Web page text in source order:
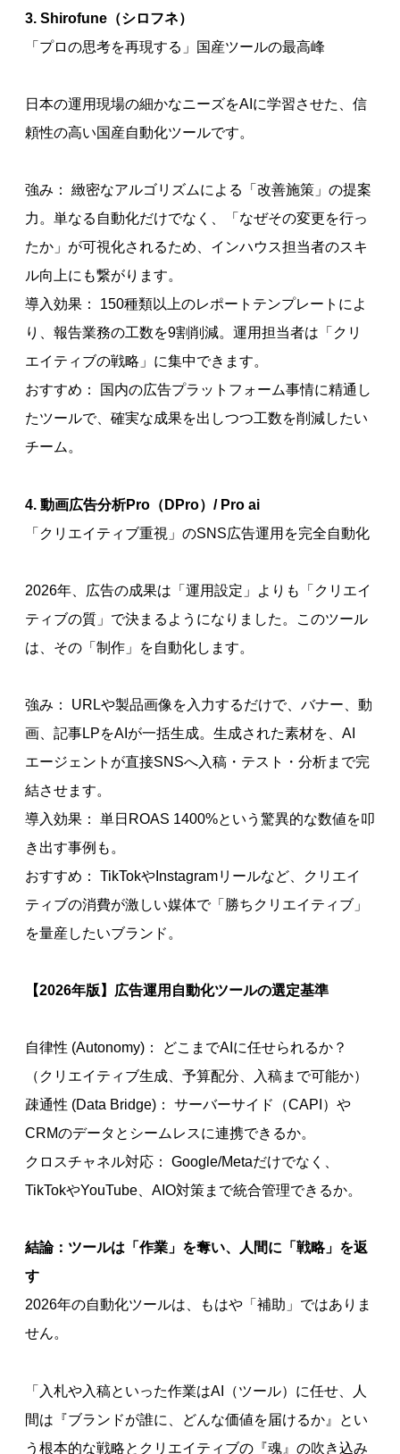
3. Shirofune（シロフネ）
「プロの思考を再現する」国産ツールの最高峰
日本の運用現場の細かなニーズをAIに学習させた、信
頼性の高い国産自動化ツールです。
強み： 緻密なアルゴリズムによる「改善施策」の提案
力。単なる自動化だけでなく、「なぜその変更を行っ
たか」が可視化されるため、インハウス担当者のスキ
ル向上にも繋がります。
導入効果： 150種類以上のレポートテンプレートによ
り、報告業務の工数を9割削減。運用担当者は「クリ
エイティブの戦略」に集中できます。
おすすめ： 国内の広告プラットフォーム事情に精通し
たツールで、確実な成果を出しつつ工数を削減したい
チーム。
4. 動画広告分析Pro（DPro）/ Pro ai
「クリエイティブ重視」のSNS広告運用を完全自動化
2026年、広告の成果は「運用設定」よりも「クリエイ
ティブの質」で決まるようになりました。このツール
は、その「制作」を自動化します。
強み： URLや製品画像を入力するだけで、バナー、動
画、記事LPをAIが一括生成。生成された素材を、AI
エージェントが直接SNSへ入稿・テスト・分析まで完
結させます。
導入効果： 単日ROAS 1400%という驚異的な数値を叩
き出す事例も。
おすすめ： TikTokやInstagramリールなど、クリエイ
ティブの消費が激しい媒体で「勝ちクリエイティブ」
を量産したいブランド。
【2026年版】広告運用自動化ツールの選定基準
自律性 (Autonomy)： どこまでAIに任せられるか？
（クリエイティブ生成、予算配分、入稿まで可能か）
疎通性 (Data Bridge)： サーバーサイド（CAPI）や
CRMのデータとシームレスに連携できるか。
クロスチャネル対応： Google/Metaだけでなく、
TikTokやYouTube、AIO対策まで統合管理できるか。
結論：ツールは「作業」を奪い、人間に「戦略」を返
す
2026年の自動化ツールは、もはや「補助」ではありま
せん。
「入札や入稿といった作業はAI（ツール）に任せ、人
間は『ブランドが誰に、どんな価値を届けるか』とい
う根本的な戦略とクリエイティブの『魂』の吹き込み